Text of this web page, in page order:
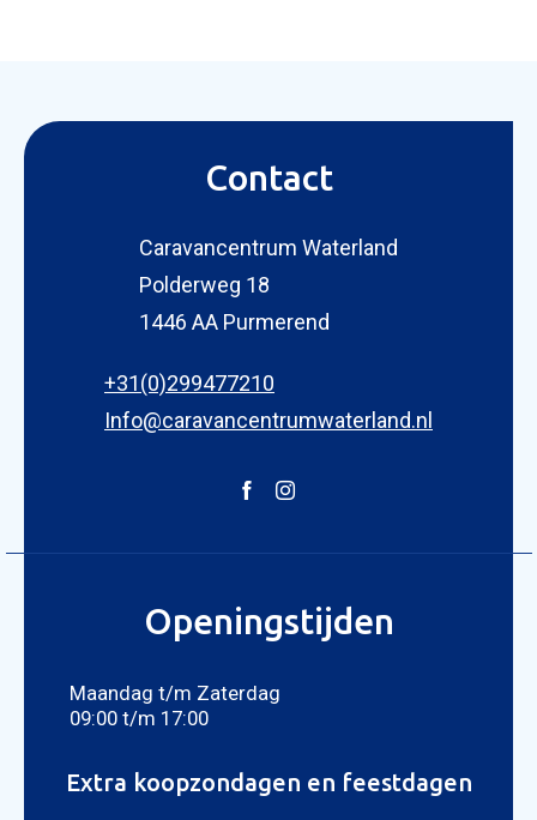
ONZE
Selecteer uw foto
Contact
Caravancentrum Waterland
Polderweg 18
1446 AA Purmerend
+31(0)299477210
Info@caravancentrumwaterland.nl
Openingstijden
Maandag t/m Zaterdag
09:00 t/m 17:00
Extra koopzondagen en feestdagen